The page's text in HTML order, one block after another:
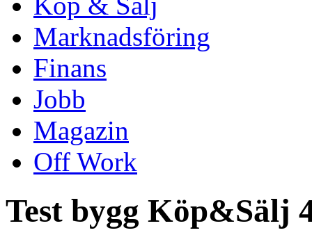
Marknadsföring
Finans
Jobb
Magazin
Off Work
Test bygg Köp&Sälj